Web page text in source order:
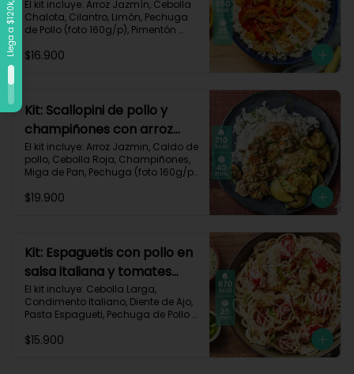
vegetales-109
El kit incluye: Arroz Jazmín, Cebolla
Chalota, Cilantro, Limón, Pechuga
de Pollo (foto 160g/p), Pimentón
Teriyaki, Receta Impresa.
$16.900
Kit: Scallopini de pollo y
champiñones con arroz
jazmín-5
El kit incluye: Arroz Jazmin, Caldo de
pollo, Cebolla Roja, Champiñones,
Miga de Pan, Pechuga (foto 160g/p),
Receta impresa.
$19.900
Kit: Espaguetis con pollo en
salsa italiana y tomates
uvalina-129
El kit incluye: Cebolla Larga,
Condimento Italiano, Diente de Ajo,
Pasta Espagueti, Pechuga de Pollo
Parmesano, Tomate Tipo Cherry,
$15.900